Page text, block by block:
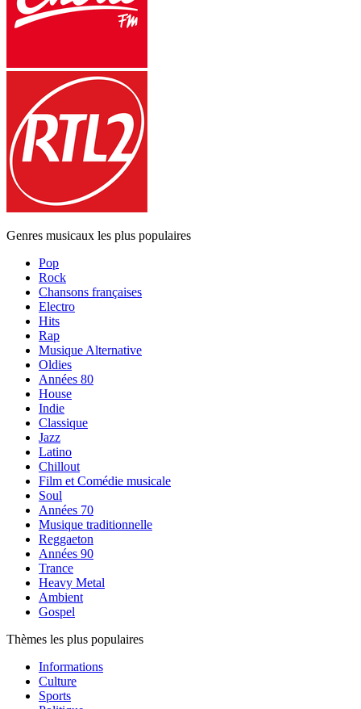
Genres musicaux les plus populaires
Pop
Rock
Chansons françaises
Electro
Hits
Rap
Musique Alternative
Oldies
Années 80
House
Indie
Classique
Jazz
Latino
Chillout
Film et Comédie musicale
Soul
Années 70
Musique traditionnelle
Reggaeton
Années 90
Trance
Heavy Metal
Ambient
Gospel
Thèmes les plus populaires
Informations
Culture
Sports